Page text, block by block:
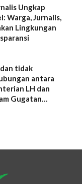
Ungkap
Warga, Jurnalis,
Lingkungan
tidak
antara
LH dan
Gugatan